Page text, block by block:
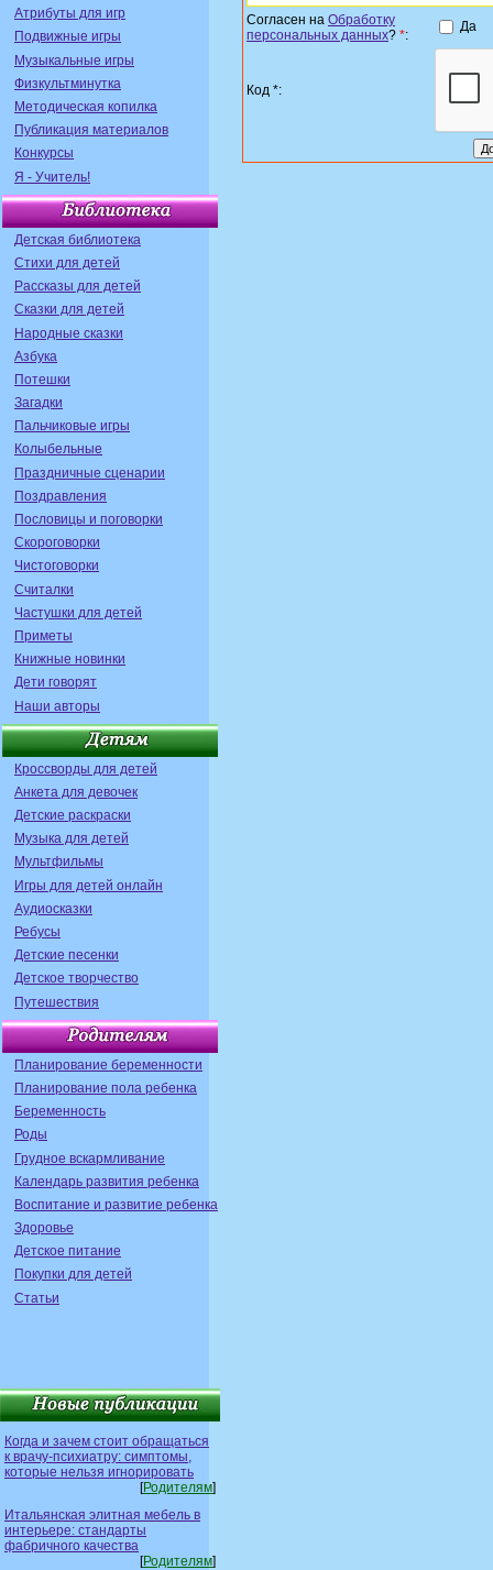
Атрибуты для игр
Подвижные игры
Музыкальные игры
Физкультминутка
Методическая копилка
Публикация материалов
Конкурсы
Я - Учитель!
Детская библиотека
Стихи для детей
Рассказы для детей
Сказки для детей
Народные сказки
Азбука
Потешки
Загадки
Пальчиковые игры
Колыбельные
Праздничные сценарии
Поздравления
Пословицы и поговорки
Скороговорки
Чистоговорки
Считалки
Частушки для детей
Приметы
Книжные новинки
Дети говорят
Наши авторы
Кроссворды для детей
Анкета для девочек
Детские раскраски
Музыка для детей
Мультфильмы
Игры для детей онлайн
Аудиосказки
Ребусы
Детские песенки
Детское творчество
Путешествия
Планирование беременности
Планирование пола ребенка
Беременность
Роды
Грудное вскармливание
Календарь развития ребенка
Воспитание и развитие ребенка
Здоровье
Детское питание
Покупки для детей
Статьи
Когда и зачем стоит обращаться
к врачу-психиатру: симптомы,
которые нельзя игнорировать
[Родителям]
Итальянская элитная мебель в
интерьере: стандарты
фабричного качества
[Родителям]
Согласен на Обработку
персональных данных? *:
Да
Код *: